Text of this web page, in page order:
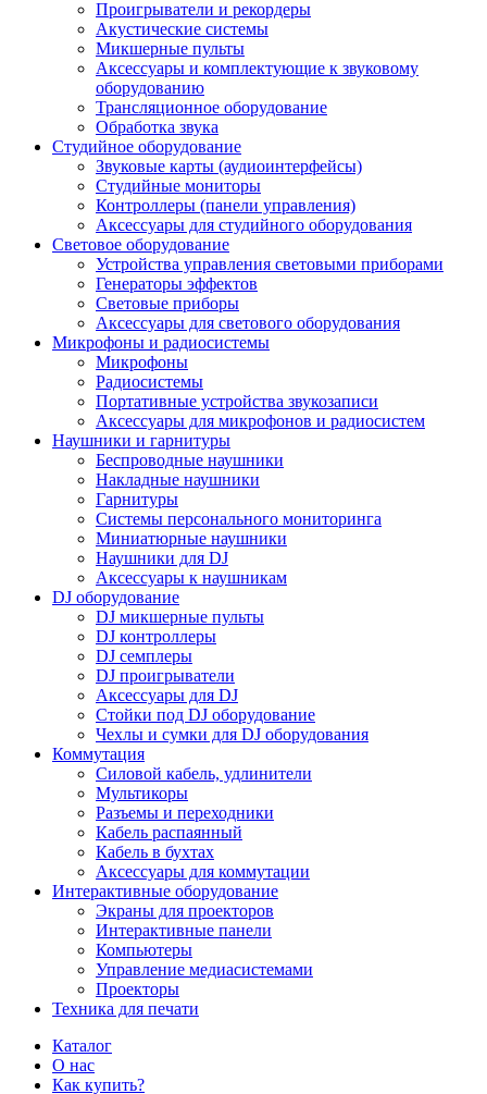
Проигрыватели и рекордеры
Акустические системы
Микшерные пульты
Аксессуары и комплектующие к звуковому
оборудованию
Трансляционное оборудование
Обработка звука
Студийное оборудование
Звуковые карты (аудиоинтерфейсы)
Студийные мониторы
Контроллеры (панели управления)
Аксессуары для студийного оборудования
Световое оборудование
Устройства управления световыми приборами
Генераторы эффектов
Световые приборы
Аксессуары для светового оборудования
Микрофоны и радиосистемы
Микрофоны
Радиосистемы
Портативные устройства звукозаписи
Аксессуары для микрофонов и радиосистем
Наушники и гарнитуры
Беспроводные наушники
Накладные наушники
Гарнитуры
Системы персонального мониторинга
Миниатюрные наушники
Наушники для DJ
Аксессуары к наушникам
DJ оборудование
DJ микшерные пульты
DJ контроллеры
DJ семплеры
DJ проигрыватели
Аксессуары для DJ
Стойки под DJ оборудование
Чехлы и сумки для DJ оборудования
Коммутация
Силовой кабель, удлинители
Мультикоры
Разъемы и переходники
Кабель распаянный
Кабель в бухтах
Аксессуары для коммутации
Интерактивные оборудование
Экраны для проекторов
Интерактивные панели
Компьютеры
Управление медиасистемами
Проекторы
Техника для печати
Каталог
О нас
Как купить?